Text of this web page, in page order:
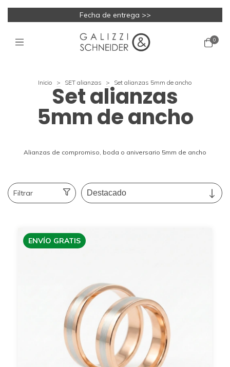
Fecha de entrega >>
0
Inicio > SET alianzas > Set alianzas 5mm de ancho
Set alianzas
5mm de ancho
Alianzas de compromiso, boda o aniversario 5mm de ancho
Filtrar
ENVÍO GRATIS